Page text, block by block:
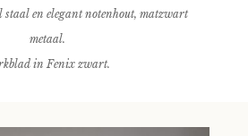
en elegant notenhout, matzwart
metaal.
in Fenix zwart.